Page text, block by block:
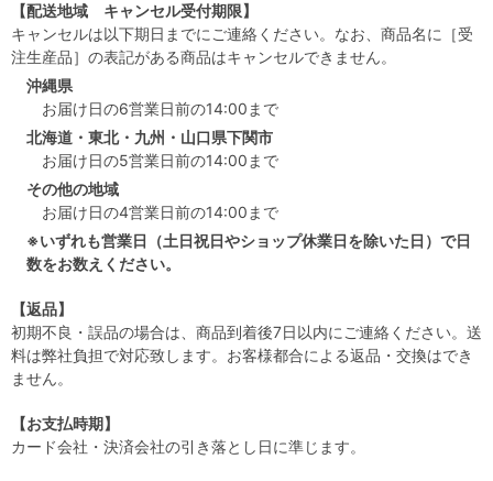
【配送地域 キャンセル受付期限】
キャンセルは以下期日までにご連絡ください。なお、商品名に［受
注生産品］の表記がある商品はキャンセルできません。
沖縄県
お届け日の6営業日前の14:00まで
北海道・東北・九州・山口県下関市
お届け日の5営業日前の14:00まで
その他の地域
お届け日の4営業日前の14:00まで
※いずれも営業日（土日祝日やショップ休業日を除いた日）で日
数をお数えください。
【返品】
初期不良・誤品の場合は、商品到着後7日以内にご連絡ください。送
料は弊社負担で対応致します。お客様都合による返品・交換はでき
ません。
【お支払時期】
カード会社・決済会社の引き落とし日に準じます。